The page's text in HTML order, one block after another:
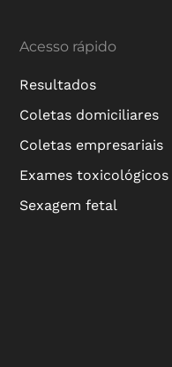
Acesso rápido
Resultados
Coletas domiciliares
Coletas empresariais
Exames toxicológicos
Sexagem fetal